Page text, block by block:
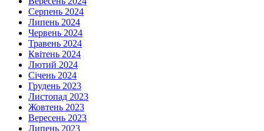
Серпень 2024
Липень 2024
Червень 2024
Травень 2024
Квітень 2024
Лютий 2024
Січень 2024
Грудень 2023
Листопад 2023
Жовтень 2023
Вересень 2023
Липень 2023